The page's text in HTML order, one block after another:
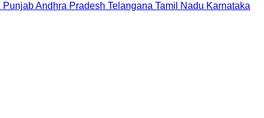
PunjabAndhra Pradesh Telangana Tamil Nadu Karnataka